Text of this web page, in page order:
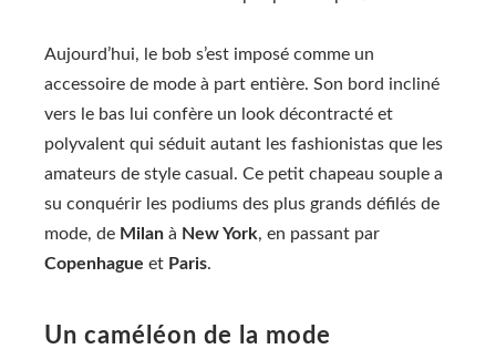
Aujourd’hui, le bob s’est imposé comme un
accessoire de mode à part entière. Son bord incliné
vers le bas lui confère un look décontracté et
polyvalent qui séduit autant les fashionistas que les
amateurs de style casual. Ce petit chapeau souple a
su conquérir les podiums des plus grands défilés de
mode, de Milan à New York, en passant par
Copenhague et Paris.
Un caméléon de la mode